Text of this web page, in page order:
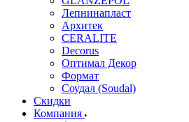
Лепнинапласт
Архитек
CERALITE
Decorus
Оптимал Декор
Формат
Соудал (Soudal)
Скидки
Компания